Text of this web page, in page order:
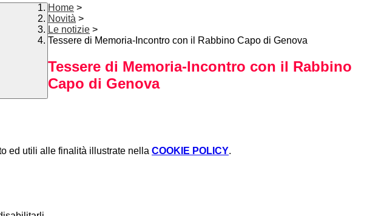
Home >
Novità >
Le notizie >
Tessere di Memoria-Incontro con il Rabbino Capo di Genova
Tessere di Memoria-Incontro con il Rabbino
Capo di Genova
ed utili alle finalità illustrate nella COOKIE POLICY.